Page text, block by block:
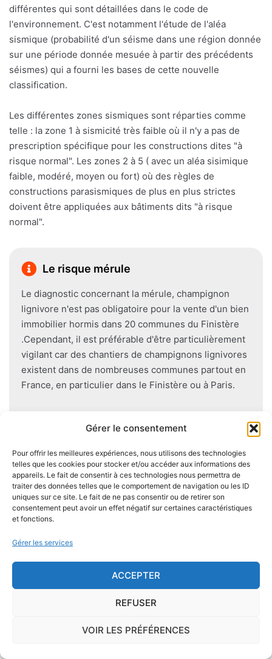
Gérer le consentement
Pour offrir les meilleures expériences, nous utilisons des technologies
telles que les cookies pour stocker et/ou accéder aux informations des
appareils. Le fait de consentir à ces technologies nous permettra de
traiter des données telles que le comportement de navigation ou les ID
uniques sur ce site. Le fait de ne pas consentir ou de retirer son
consentement peut avoir un effet négatif sur certaines caractéristiques
et fonctions.
Gérer les services
ACCEPTER
REFUSER
VOIR LES PRÉFÉRENCES
différentes qui sont détaillées dans le code de
l'environnement. C'est notamment l'étude de l'aléa
sismique (probabilité d'un séisme dans une région donnée
sur une période donnée mesuée à partir des précédents
séismes) qui a fourni les bases de cette nouvelle
classification.
Les différentes zones sismiques sont réparties comme
telle : la zone 1 à sismicité très faible où il n'y a pas de
prescription spécifique pour les constructions dites "à
risque normal". Les zones 2 à 5 ( avec un aléa sisimique
faible, modéré, moyen ou fort) où des règles de
constructions parasismiques de plus en plus strictes
doivent être appliquées aux bâtiments dits "à risque
normal".
Le risque mérule
Le diagnostic concernant la mérule, champignon
lignivore n'est pas obligatoire pour la vente d'un bien
immobilier hormis dans 20 communes du Finistère
.Cependant, il est préférable d'être particulièrement
vigilant car des chantiers de champignons lignivores
existent dans de nombreuses communes partout en
France, en particulier dans le Finistère ou à Paris.
dans un logement contenant du bois, des règles sont
Utiliser des bois secs, éviter autant que possible le
contact direct entre le bois et le sol, s'assurer de
l'étanchéité des façades et toitures ou encore
prévoir des aérations en sous-sol limitent les risques
majeurs d'apparition de champignons lignivores.
Je demande le descriptif des
risques pour ma ville